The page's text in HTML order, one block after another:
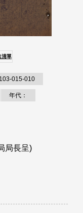
清單
015-010
年代：
局長呈)